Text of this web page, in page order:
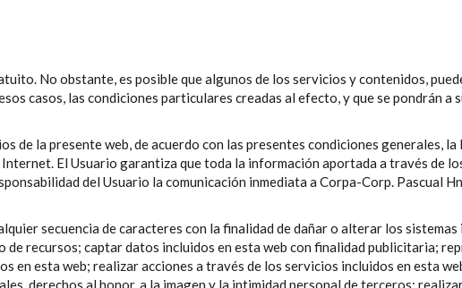
No obstante, es posible que algunos de los servicios y contenidos,
casos, las condiciones particulares creadas al efecto, y que se pondrán a
de la presente web, de acuerdo con las presentes condiciones generales,
El Usuario garantiza que toda la información aportada a través de
del Usuario la comunicación inmediata a Corpa-Corp. Pascual
secuencia de caracteres con la finalidad de dañar o alterar los
recursos; captar datos incluidos en esta web con finalidad publicitaria;
esta web; realizar acciones a través de los servicios incluidos en esta
derechos al honor, a la imagen y la intimidad personal de terceros;